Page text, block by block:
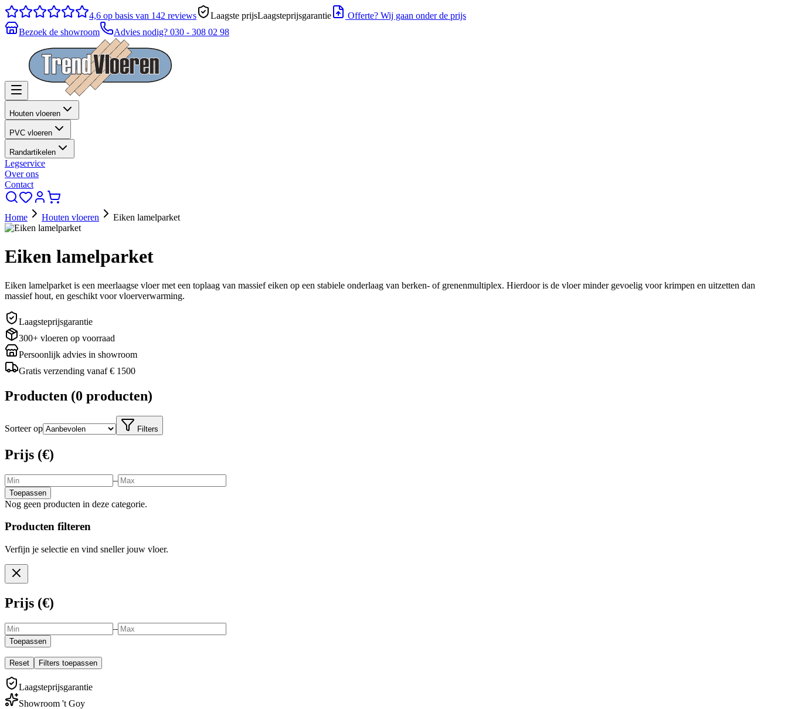
4,6 op basis van 142 reviews Laagste prijsLaagsteprijsgarantie
Offerte? Wij gaan onder de prijs
Bezoek de showroom
Advies nodig? 030 - 308 02 98
Houten vloeren
PVC vloeren
Randartikelen
Legservice
Over ons
Contact
Home Houten vloeren Eiken lamelparket
Eiken lamelparket
Eiken lamelparket is een meerlaagse vloer met een toplaag van massief eiken op een stabiele onderlaag van berken- of grenenmultiplex. Hierdoor is de vloer minder gevoelig voor krimpen en uitzetten dan
massief hout, en geschikt voor vloerverwarming.
Laagsteprijsgarantie
300+ vloeren op voorraad
Persoonlijk advies in showroom
Gratis verzending vanaf € 1500
Producten (0 producten)
Sorteer op Filters
Prijs (€)
–
Toepassen
Nog geen producten in deze categorie.
Producten filteren
Verfijn je selectie en vind sneller jouw vloer.
Prijs (€)
–
Toepassen
Reset Filters toepassen
Laagsteprijsgarantie
Showroom 't Goy